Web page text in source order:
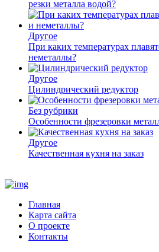
резки металла водой?
Другое
При каких температурах
неметаллы?
Другое
Цилиндрический редуктор
Без рубрики
Особенности фрезеровки
Другое
Качественная кухня на заказ
Главная
Карта сайта
О проекте
Контакты